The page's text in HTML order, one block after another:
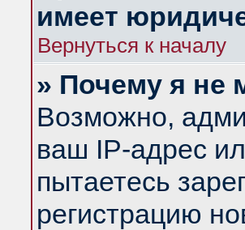
имеет
Вернуться к началу
» Почему я не
Возможно,
ваш IP-адрес
пытаетесь
регистрацию